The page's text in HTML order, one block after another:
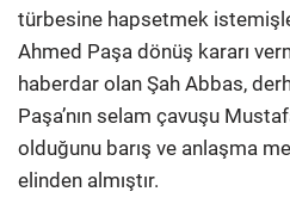
türbesine hapsetmek
Ahmed Paşa dönüş kararı
haberdar olan Şah Abbas,
Paşa’nın selam çavuşu
olduğunu barış ve anlaşma
elinden almıştır.